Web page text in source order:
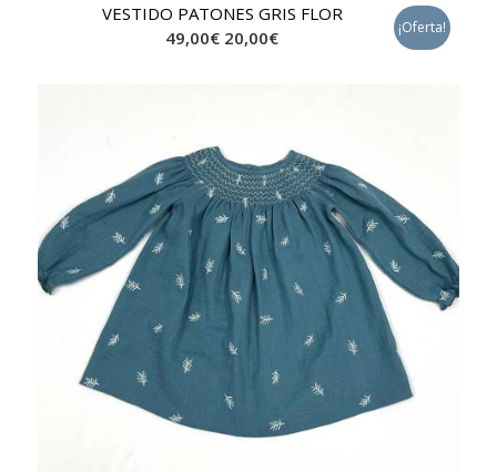
VESTIDO PATONES GRIS FLOR
49,00€ 20,00€ ¡Oferta!